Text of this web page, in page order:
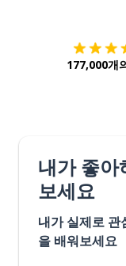
177,000개
내가 좋
보세요
내가 실제로 관
을 배워보세요